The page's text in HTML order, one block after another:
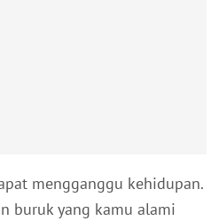
mengganggu kehidupan.
buruk yang kamu alami